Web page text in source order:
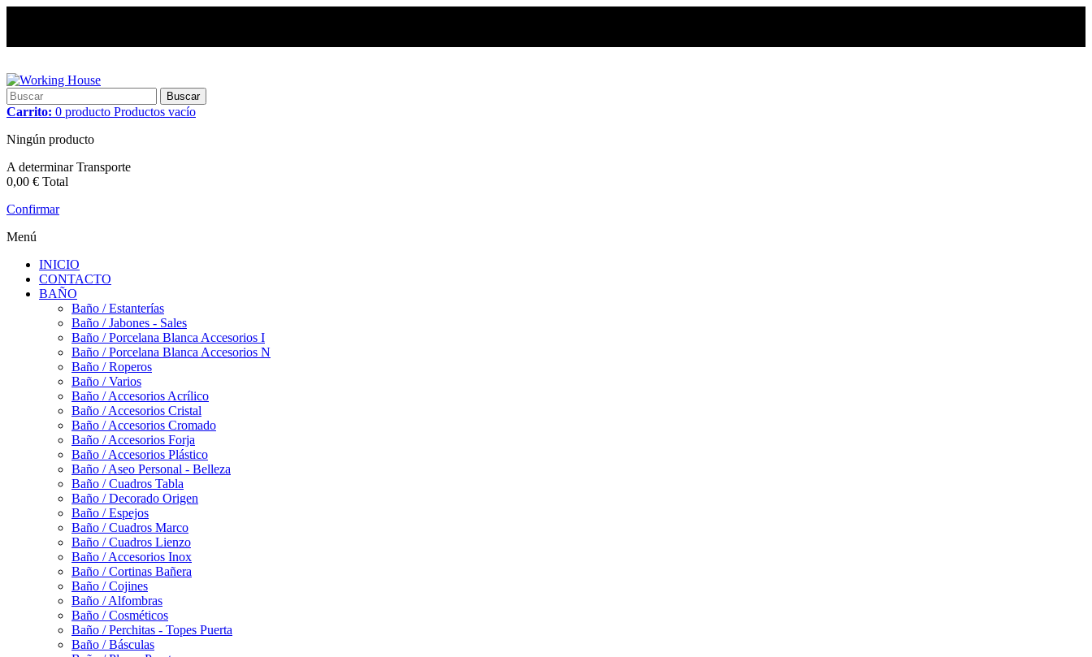
Buscar
Carrito: 0 producto Productos vacío
Ningún producto
A determinarTransporte
0,00 € Total
Confirmar
Menú
INICIO
CONTACTO
BAÑO
Baño / Estanterías
Baño / Jabones - Sales
Baño / Porcelana Blanca Accesorios I
Baño / Porcelana Blanca Accesorios N
Baño / Roperos
Baño / Varios
Baño / Accesorios Acrílico
Baño / Accesorios Cristal
Baño / Accesorios Cromado
Baño / Accesorios Forja
Baño / Accesorios Plástico
Baño / Aseo Personal - Belleza
Baño / Cuadros Tabla
Baño / Decorado Origen
Baño / Espejos
Baño / Cuadros Marco
Baño / Cuadros Lienzo
Baño / Accesorios Inox
Baño / Cortinas Bañera
Baño / Cojines
Baño / Alfombras
Baño / Cosméticos
Baño / Perchitas - Topes Puerta
Baño / Básculas